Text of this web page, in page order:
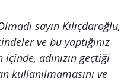
sayın Kılıçdaroğlu,
ve bu yaptığınız
adınızın geçtiği
kullanılmamasını ve